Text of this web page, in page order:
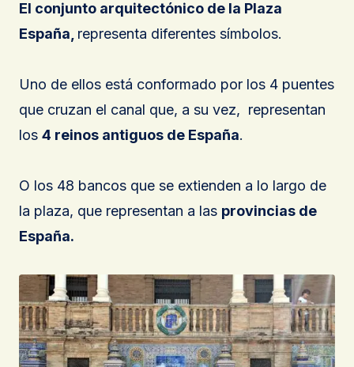
El conjunto arquitectónico de la Plaza
España, representa diferentes símbolos.
Uno de ellos está conformado por los 4 puentes
que cruzan el canal que, a su vez, representan
los 4 reinos antiguos de España.
O los 48 bancos que se extienden a lo largo de
la plaza, que representan a las provincias de
España.